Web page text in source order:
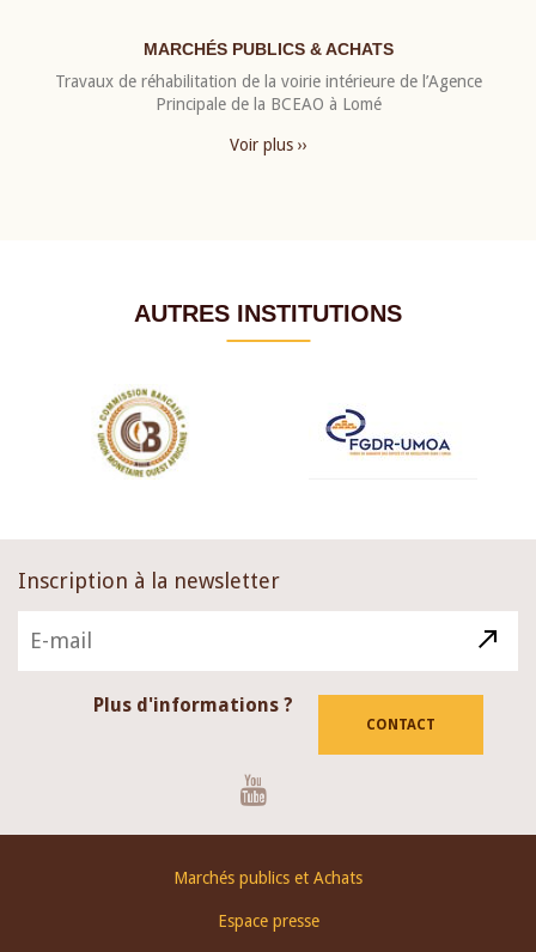
MARCHÉS PUBLICS & ACHATS
Travaux de réhabilitation de la voirie intérieure de l’Agence
Principale de la BCEAO à Lomé
Voir plus ››
AUTRES INSTITUTIONS
Inscription à la newsletter
Plus d'informations ?
CONTACT
Marchés publics et Achats
Espace presse